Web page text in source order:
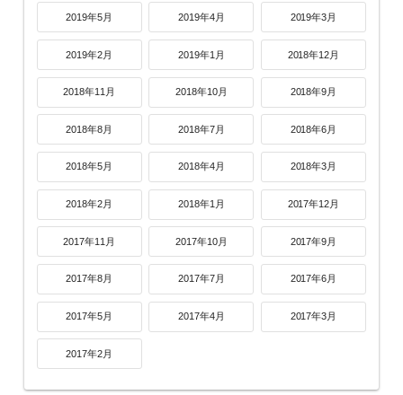
2019年5月 2019年4月 2019年3月
2019年2月 2019年1月 2018年12月
2018年11月 2018年10月 2018年9月
2018年8月 2018年7月 2018年6月
2018年5月 2018年4月 2018年3月
2018年2月 2018年1月 2017年12月
2017年11月 2017年10月 2017年9月
2017年8月 2017年7月 2017年6月
2017年5月 2017年4月 2017年3月
2017年2月